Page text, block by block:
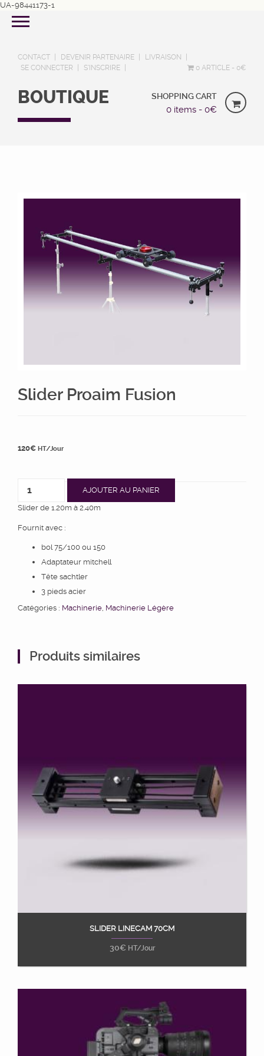
UA-98441173-1
CONTACT DEVENIR PARTENAIRE
LIVRAISON
SE CONNECTER
S’INSCRIRE 0 ARTICLE 0€
BOUTIQUE SHOPPING CART
0 items - 0€
Slider Proaim Fusion
120€ HT/Jour
AJOUTER AU PANIER
Slider de 1.20m à 2.40m
Fournit avec :
bol 75/100 ou 150
Adaptateur mitchell
Tête sachtler
3 pieds acier
Catégories : Machinerie Machinerie Légère
Produits similaires
Ajouter au panier
SLIDER LINECAM 70CM
30€ HT/Jour